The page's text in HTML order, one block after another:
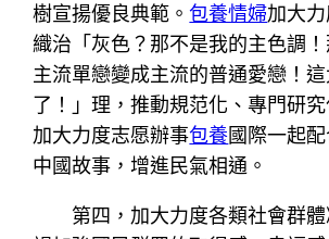
樹宣揚優良典範。包養情婦加大
織治「灰色？那不是我的主色調
主流單戀變成主流的普通愛戀！
了！」理，推動規范化、專門研究
加大力度志愿辦事包養國際一起
中國故事，增進民氣相通。
第四，加大力度各類社會群